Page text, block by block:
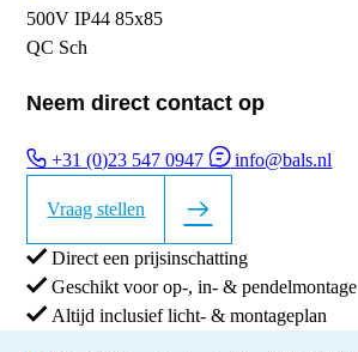
Neem direct contact op
+31 (0)23 547 0947 info@bals.nl
Vraag stellen
Direct een prijsinschatting
Geschikt voor op-, in- & pendelmontage
Altijd inclusief licht- & montageplan